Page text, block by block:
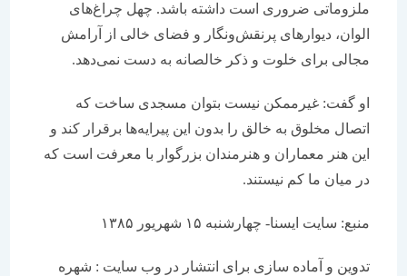
ملزوماتی ضروری است داشته باشد. چهل چراغ‌های
الوان، دیوارهای پرنقش‌ونگار و فضای خالی از آرامش
مجالی برای خلوت و ذكر خالصانه به دست نمی‌دهد.
او گفت: غیرممكن نیست بتوان مسجدی ساخت كه
اتصال مخلوق به خالق را بدون این پیرایه‌ها برقرار كند و
این هنر معماران و هنرمندان بزرگوار با معرفت است كه
در میان ما كم نیستند.
منبع: سایت ایسنا- چهارشنبه ۱۵ شهریور ۱۳۸۵
تدوین و آماده سازی برای انتشار در وب سایت : شهره